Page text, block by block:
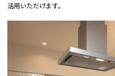
活用いただけます。